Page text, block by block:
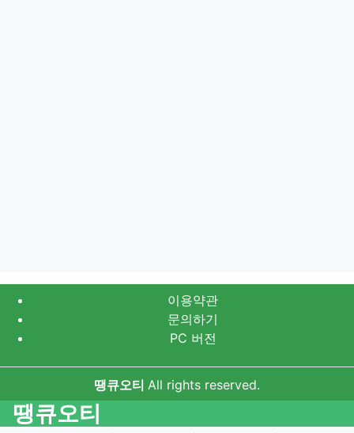
이용약관
문의하기
PC 버전
땡큐오티 All rights reserved.
땡큐오티